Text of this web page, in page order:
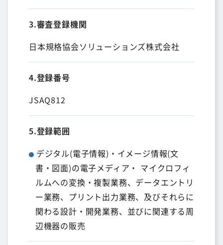
3.審査登録機関
日本規格協会ソリューションズ株式会社
4.登録番号
JSAQ812
5.登録範囲
デジタル(電子情報)・イメージ情報(文
書・図面)の電子メディア・ マイクロフィ
ルムへの変換・複製業務、データエントリ
ー業務、プリント出力業務、及びそれらに
関わる設計・開発業務、並びに関連する周
辺機器の販売